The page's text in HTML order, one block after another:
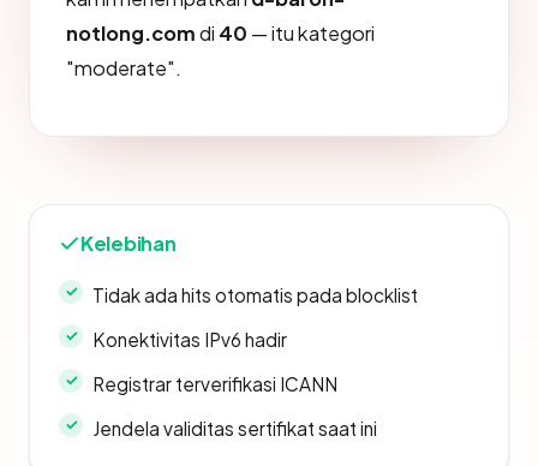
notlong.comdi 40 — itu kategori
"moderate".
Kelebihan
Tidak ada hits otomatis pada blocklist
Konektivitas IPv6 hadir
Registrar terverifikasi ICANN
Jendela validitas sertifikat saat ini